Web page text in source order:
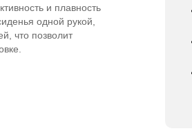
и плавность
одной рукой,
что позволит